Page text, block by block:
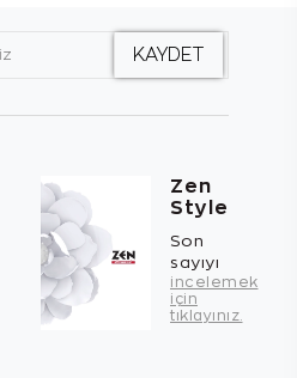
Zen
Style
Son
sayıyı
incelemek
için
tıklayınız.